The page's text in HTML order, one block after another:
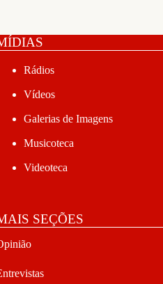
Rádios
Vídeos
Galerias de Imagens
Musicoteca
Videoteca
SEÇÕES